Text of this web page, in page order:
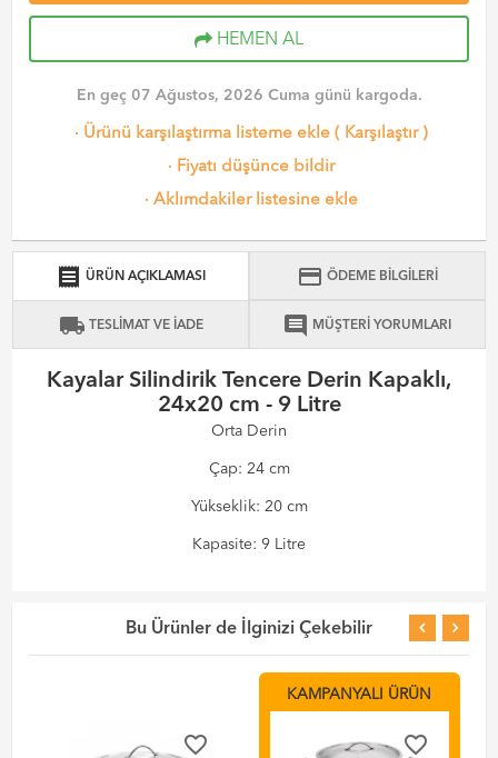
HEMEN AL
En geç 07 Ağustos, 2026 Cuma günü kargoda.
· Ürünü karşılaştırma listeme ekle ( Karşılaştır)
· Fiyatı düşünce bildir
· Aklımdakiler listesine ekle
receipt ÜRÜN AÇIKLAMASI credit_card ÖDEME BİLGİLERİ
local_shipping TESLİMAT VE İADE comment MÜŞTERİ YORUMLARI
Kayalar Silindirik Tencere Derin Kapaklı,
24x20 cm - 9 Litre
Orta Derin
Çap: 24 cm
Yükseklik: 20 cm
Kapasite: 9 Litre
Bu Ürünler de İlginizi Çekebilir
favorite_border
KAMPANYALI ÜRÜN
favorite_border